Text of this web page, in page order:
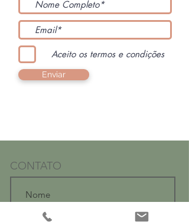
Aceito os termos e condições
Enviar
CONTATO